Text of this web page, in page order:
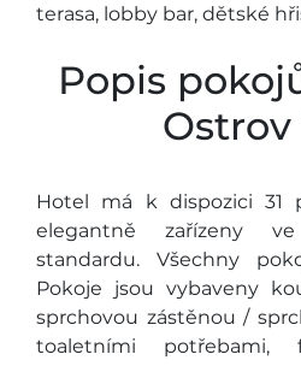
terasa, lobby bar, dětské
Popis
Ostrov
Hotel má k dispozici 31
elegantně zařízeny ve
standardu. Všechny
Pokoje jsou vybaveny
sprchovou zástěnou /
toaletními potřebami,